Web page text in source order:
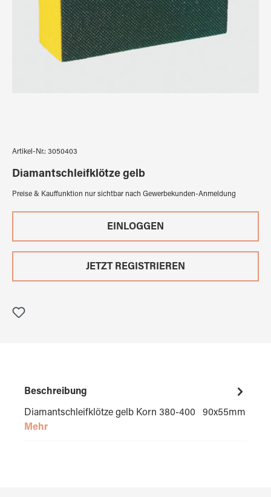
Artikel-Nr.: 3050403
Diamantschleifklötze gelb
Preise & Kauffunktion nur sichtbar nach Gewerbekunden-Anmeldung
EINLOGGEN
JETZT REGISTRIEREN
Beschreibung
Diamantschleifklötze gelb Korn 380-400 90x55mm
Mehr